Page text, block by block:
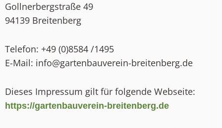
Gollnerbergstraße 49
94139 Breitenberg
Telefon: +49 (0)8584 /1495
E-Mail: info@gartenbauverein-breitenberg.de
Dieses Impressum gilt für folgende Webseite:
https://gartenbauverein-breitenberg.de